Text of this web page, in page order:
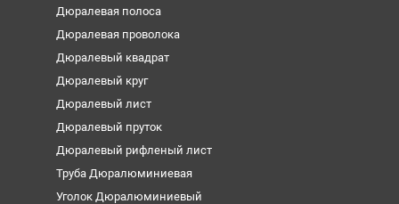
Дюралевая полоса
Дюралевая проволока
Дюралевый квадрат
Дюралевый круг
Дюралевый лист
Дюралевый пруток
Дюралевый рифленый лист
Труба Дюралюминиевая
Уголок Дюралюминиевый